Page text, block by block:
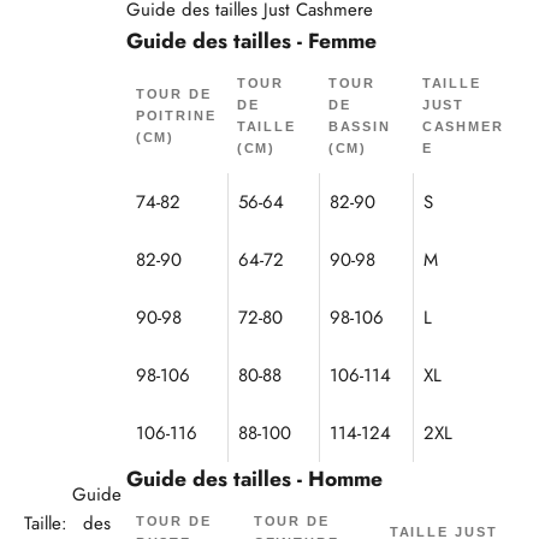
Taille:
Guide
des
Guide des tailles Just Cashmere
Guide des tailles - Femme
TOUR DE
POITRINE
(CM)
TOUR
DE
TAILLE
(CM)
TOUR
DE
BASSIN
(CM)
TAILLE
JUST
CASHMER
E
74-82 56-64 82-90 S
82-90 64-72 90-98 M
90-98 72-80 98-106 L
98-106 80-88 106-114 XL
106-116 88-100 114-124 2XL
Guide des tailles - Homme
TOUR DE
TOUR DE
TAILLE JUST